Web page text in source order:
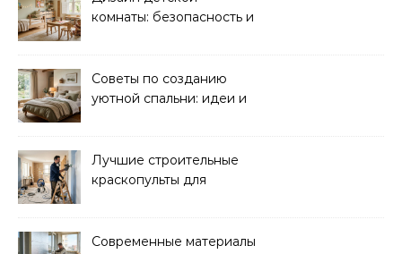
комнаты: безопасность и
Советы по созданию
уютной спальни: идеи и
Лучшие строительные
краскопульты для
окрашивания
Современные материалы